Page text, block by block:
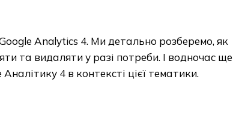
Analytics 4. Ми детально розберемо, як
та видаляти у разі потреби. І водночас ще
4 в контексті цієї тематики.